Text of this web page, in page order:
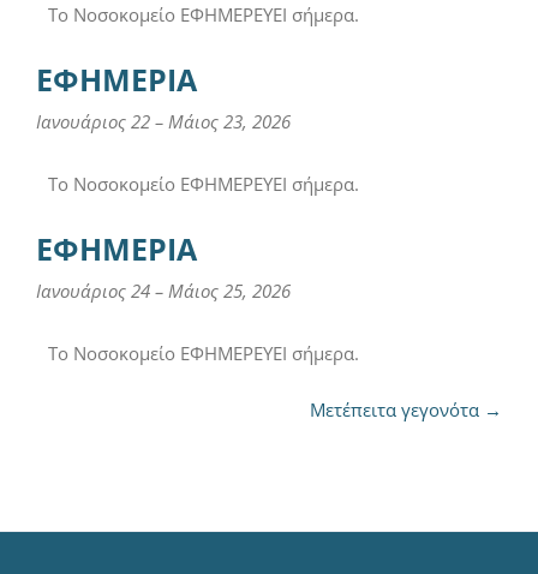
Το Νοσοκομείο ΕΦΗΜΕΡΕΥΕΙ σήμερα.
ΕΦΗΜΕΡΙΑ
Ιανουάριος 22 – Μάιος 23, 2026
Το Νοσοκομείο ΕΦΗΜΕΡΕΥΕΙ σήμερα.
ΕΦΗΜΕΡΙΑ
Ιανουάριος 24 – Μάιος 25, 2026
Το Νοσοκομείο ΕΦΗΜΕΡΕΥΕΙ σήμερα.
Μετέπειτα γεγονότα →